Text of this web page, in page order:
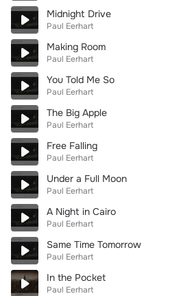
Midnight Drive
Paul Eerhart
Making Room
Paul Eerhart
You Told Me So
Paul Eerhart
The Big Apple
Paul Eerhart
Free Falling
Paul Eerhart
Under a Full Moon
Paul Eerhart
A Night in Cairo
Paul Eerhart
Same Time Tomorrow
Paul Eerhart
In the Pocket
Paul Eerhart